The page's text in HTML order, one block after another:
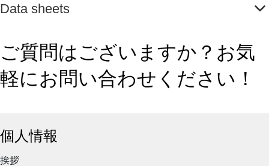
Data sheets
ご質問はございますか？お気
軽にお問い合わせください！
個人情報
挨拶